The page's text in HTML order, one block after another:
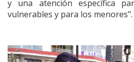
y una atención específica
vulnerables y para los menores".